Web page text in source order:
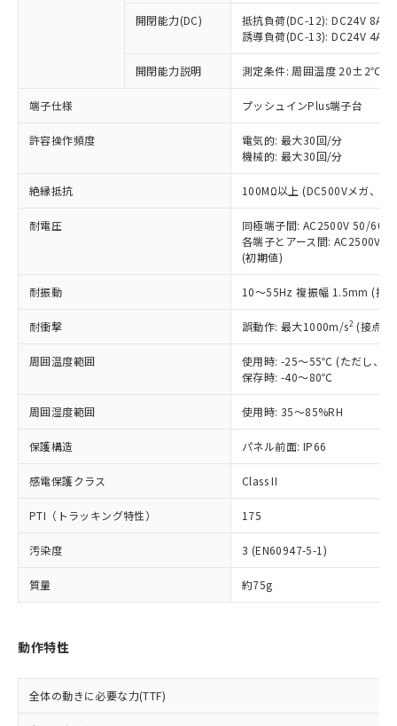
開閉能力(DC)
抵抗負荷(DC-12): DC24V 8A/
誘導負荷(DC-13): DC24V 4A/
開閉能力説明 測定条件: 周囲温度 20±2℃、
端子仕様 プッシュインPlus端子台
許容操作頻度
電気的: 最大30回/分
機械的: 最大30回/分
絶縁抵抗 100MΩ以上 (DC500Vメガ、点
耐電圧
同極端子間: AC2500V 50/
各端子とアース間: AC2500V
(初期値)
耐振動 10～55Hz 複振幅 1.5mm (接
耐衝撃 誤動作: 最大1000m/s2 (接点
周囲温度範囲
使用時: -25～55℃ (ただし、氷
保存時: -40～80℃
周囲湿度範囲 使用時: 35～85%RH
保護構造 パネル前面: IP66
感電保護クラス Class II
PTI（トラッキング特性） 175
汚染度 3 (EN60947-5-1)
質量 約75g
動作特性
全体の動きに必要な力(TTF)
商品の当社在庫状況および標準価格
(税抜)を提供させていただくもので
当社制御機器事業取扱商品の中には、
本サービスの対象外となる商品もある
ことをご了承ください。
在庫状況および標準価格照会結果は、
記載している更新日時点での社内デー
タに基づき作成されるものであり、閲
覧された時点での実際の在庫および標
準価格とは異なる場合があることをご
正式な納期状況および標準価格はお客
様のお取引先、またはお客様担当のオ
ムロン制御機器販売店・当社販売員に
オムロン制御機器販売店や当社販売拠
販売ネットワーク
」をご確認
在庫状況および標準価格結果を当社の
事前の承諾なく第三者に漏洩または開
示しないようお願いします。
マイパーツ機能（部品リスト作成サー
ビス）をご利用いただくには、I-Web
メンバーズにご登録されている必要が
あります。
お客様が当ウェブサイト上で当社にご
登録された部品リストについて、当社
および当社の共同利用者が、当社の製
品・サービスに関するお客様との取
引・商談に必要な範囲で利用すること
非含有の対応状況を調査中または確認中の
非該当品：ライセンス料など無形物で、有
害物質有無と関係のない商品です。
いたものが、含有品と判明した場合などや
むを得ず変更することがあります。
鉛(Pb) 1000ppm以下、 水銀(Hg) 1000ppm以下、 カド
六価クロム(Cr(Ⅵ)) 1000ppm以下、ポリ臭化ビフェニル
類(PBB) 1000ppm以下、ポリ臭化ジフェニルエーテル類
(PBDE) 1000ppm以下、フタル酸ビス(2-エチルヘキシ
ル) (DEHP)(別名：DOP) 1000ppm以下、フタル酸ブチ
ルベンジル（BBP） 1000ppm以下、フタル酸ジブチル
（DBP） 1000ppm以下、フタル酸ジイソブチル
但し、RoHS指令で産業用監視および制御機器に対する
図的な使用がないことを確認しています。
部品在庫の切り替え状況などにより、予定
月が前後することがあります。
※3 非含有証明書ダウンロード
下記の非含有証明書をダウンロードするこ
EU RoHS指令（10物質）の非含有証明書
ものではありません。
また、RoHS指令のフタル酸エステル類４
「○」：最大均質材料含有率が中国RoHSの
基準値以下であることを示します。
「×」：最大均質材料含有率が中国RoHSの
基準値を超えていることを示します。
い合わせください。
*中国RoHS10物質の基準値 (GB/T26572)：
Pb(鉛) :1000ppm、 Hg(水銀) : 1000ppm、 Cd(カドミウ
ム) : 100ppm、
Cr(Ⅵ)(六価クロム) : 1000ppm、 PBBs(ポリ臭化ビフェ
ニル類) : 1000ppm、 PBDEs(ポリ臭化ジフェニルエーテ
DBP(フタル酸ジブチル) : 1000ppm、 DIBP(フタル酸ジ
イソブチル) : 1000ppm、 BBP(フタル酸ブチルベンジ
DEHP(フタル酸ビス(2-エチルヘキシル)) : 1000ppm
「ｅ」：有害物質（10物質）のすべてが基
準値以下であることを示します。
「10」：通常の使用状況下において有害物
質が外部に漏えいし、環境に深刻な影響を
及ぼさない年数を意味します。
「－」：未確認です。当社販売部門へお問
当社は、これら貴社製品のうち、外国
為替および外国貿易法に定める商品
（以下｢規制貨物等」という）を輸出
または国外への提供する場合は、日本
国政府の輸出許可(または役務取引許
可)を取得するなどの必要な手続きを
当社は規制貨物を破棄する場合は、完
全に破砕するなど、違法に輸出されな
いよう必要な手段を講じます。
当社は貴社製品を、核兵器、ミサイ
ル、化学兵器、生物兵器またはその他
武器並びにこれらの製造装置等に一切
当社は、貴社製品を第三者に販売する
場合は、上記1、2および3の内容を当
該第三者に通知します。また当社は、
販売先および販売に係わる関係者が違
法に輸出するおそれがある場合は、取
り引きをいたしません。
キャンセル
一定数以上の在庫あり
一定数には満たないが在庫あり
在庫なし(最新の在庫状況につ
いては、お客様のお取引先、ま
たはお客様担当のオムロン制御
機器販売店・当社販売員にご確
受注生産機種、また在庫状況の
情報を公開していない機種